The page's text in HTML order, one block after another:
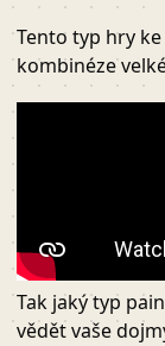
Tento typ hry
kombinéze
Tak jaký typ
vědět vaše